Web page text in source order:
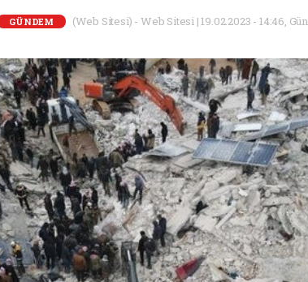
GÜNDEM (Web Sitesi) - Web Sitesi | 19.02.2023 - 14:46,